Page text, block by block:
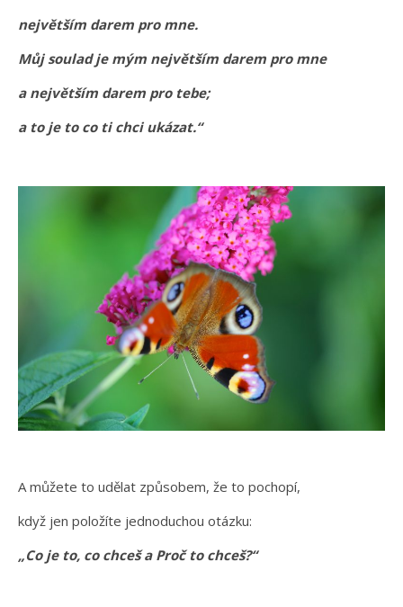
největším darem pro mne.
Můj soulad je mým největším darem pro mne
a největším darem pro tebe;
a to je to co ti chci ukázat.“
A můžete to udělat způsobem, že to pochopí,
když jen položíte jednoduchou otázku:
„Co je to, co chceš a Proč to chceš?“